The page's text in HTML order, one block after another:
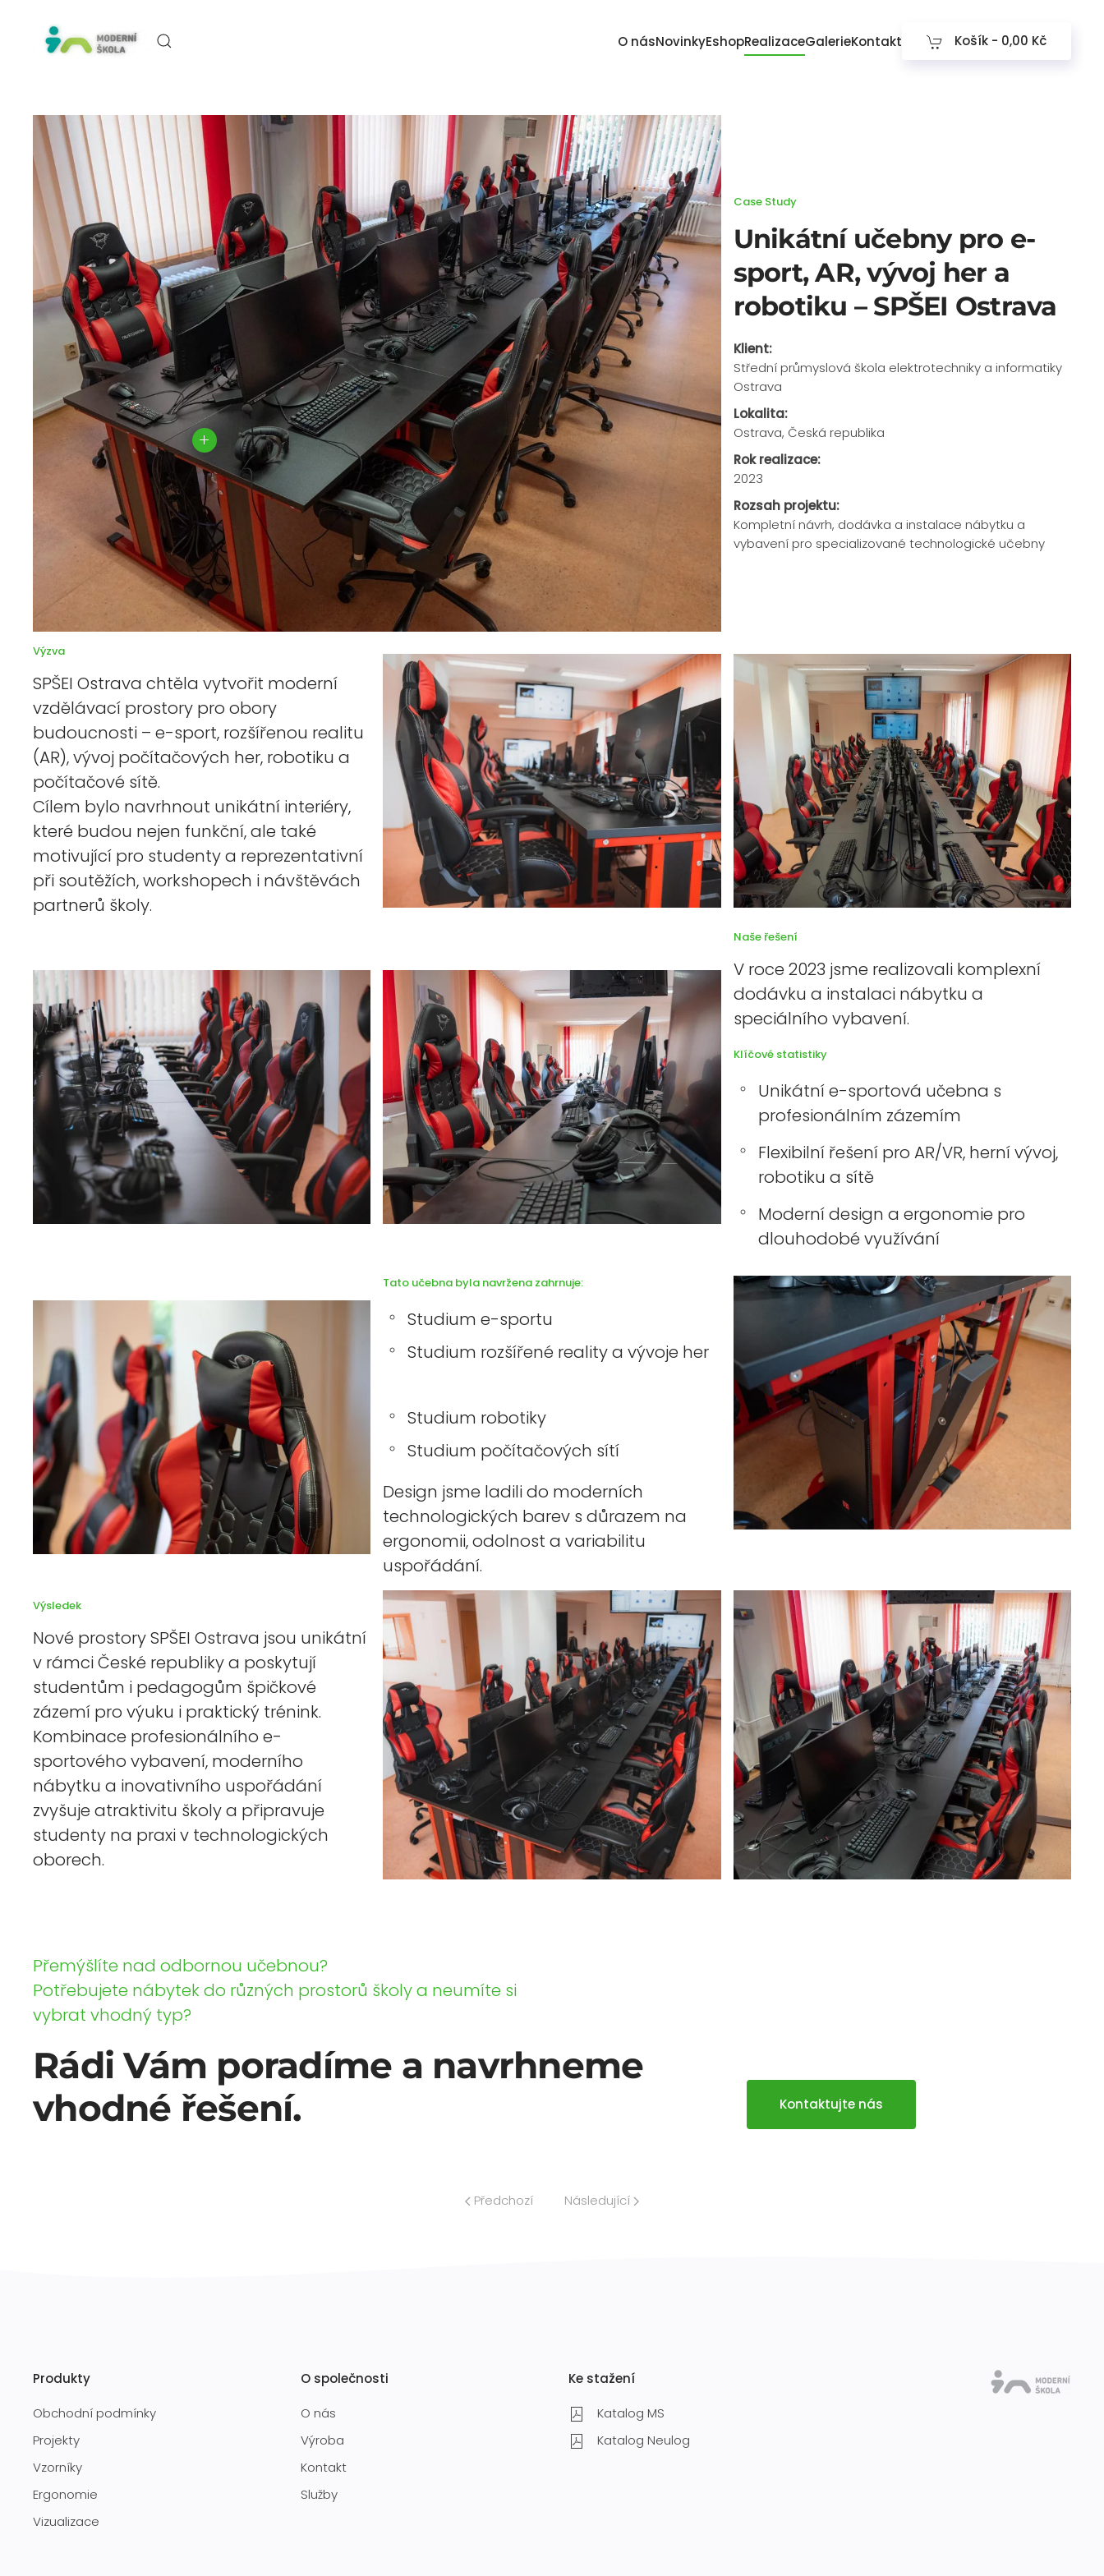
Skip to main content O násNovinkyEshopRealizaceGalerieKontakt Košík - 0,00 Kč
Case Study
Unikátní učebny pro e-
sport, AR, vývoj her a
robotiku – SPŠEI Ostrava
Klient:
Střední průmyslová škola elektrotechniky a informatiky
Ostrava
Lokalita:
Ostrava, Česká republika
Rok realizace:
2023
Rozsah projektu:
Kompletní návrh, dodávka a instalace nábytku a
vybavení pro specializované technologické učebny
Výzva
SPŠEI Ostrava chtěla vytvořit moderní
vzdělávací prostory pro obory
budoucnosti – e-sport, rozšířenou realitu
(AR), vývoj počítačových her, robotiku a
počítačové sítě.
Cílem bylo navrhnout unikátní interiéry,
které budou nejen funkční, ale také
motivující pro studenty a reprezentativní
při soutěžích, workshopech i návštěvách
partnerů školy.
Naše řešení
V roce 2023 jsme realizovali komplexní
dodávku a instalaci nábytku a
speciálního vybavení.
Klíčové statistiky
Unikátní e-sportová učebna s
profesionálním zázemím
Flexibilní řešení pro AR/VR, herní vývoj,
robotiku a sítě
Moderní design a ergonomie pro
dlouhodobé využívání
Tato učebna byla navržena zahrnuje:
Studium e-sportu
Studium rozšířené reality a vývoje her
Studium robotiky
Studium počítačových sítí
Design jsme ladili do moderních
technologických barev s důrazem na
ergonomii, odolnost a variabilitu
uspořádání.
Výsledek
Nové prostory SPŠEI Ostrava jsou unikátní
v rámci České republiky a poskytují
studentům i pedagogům špičkové
zázemí pro výuku i praktický trénink.
Kombinace profesionálního e-
sportového vybavení, moderního
nábytku a inovativního uspořádání
zvyšuje atraktivitu školy a připravuje
studenty na praxi v technologických
oborech.
Přemýšlíte nad odbornou učebnou?
Potřebujete nábytek do různých prostorů školy a neumíte si
vybrat vhodný typ?
Rádi Vám poradíme a navrhneme
vhodné řešení.
Kontaktujte nás
Předchozí Následující
Produkty
Obchodní podmínky
Projekty
Vzorníky
Ergonomie
Vizualizace
O společnosti
O nás
Výroba
Kontakt
Služby
Ke stažení
Katalog MS
Katalog Neulog